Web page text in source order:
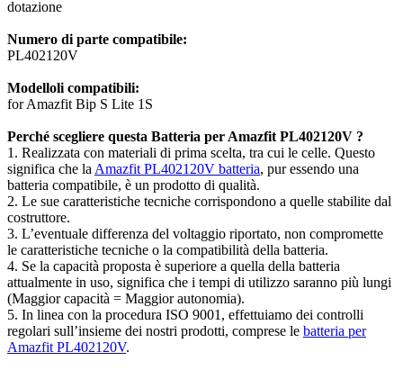
dotazione
Numero di parte compatibile:
PL402120V
Modelloli compatibili:
for Amazfit Bip S Lite 1S
Perché scegliere questa Batteria per Amazfit PL402120V ?
1. Realizzata con materiali di prima scelta, tra cui le celle. Questo
significa che la Amazfit PL402120V batteria, pur essendo una
batteria compatibile, è un prodotto di qualità.
2. Le sue caratteristiche tecniche corrispondono a quelle stabilite dal
costruttore.
3. L’eventuale differenza del voltaggio riportato, non compromette
le caratteristiche tecniche o la compatibilità della batteria.
4. Se la capacità proposta è superiore a quella della batteria
attualmente in uso, significa che i tempi di utilizzo saranno più lungi
(Maggior capacità = Maggior autonomia).
5. In linea con la procedura ISO 9001, effettuiamo dei controlli
regolari sull’insieme dei nostri prodotti, comprese le batteria per
Amazfit PL402120V.